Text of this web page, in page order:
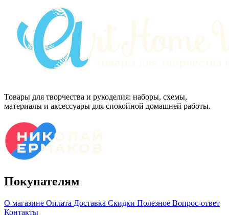
Товары для творчества и рукоделия: наборы, схемы,
материалы и аксессуары для спокойной домашней работы.
Покупателям
О магазине Оплата Доставка Скидки Полезное Вопрос-ответ
Контакты